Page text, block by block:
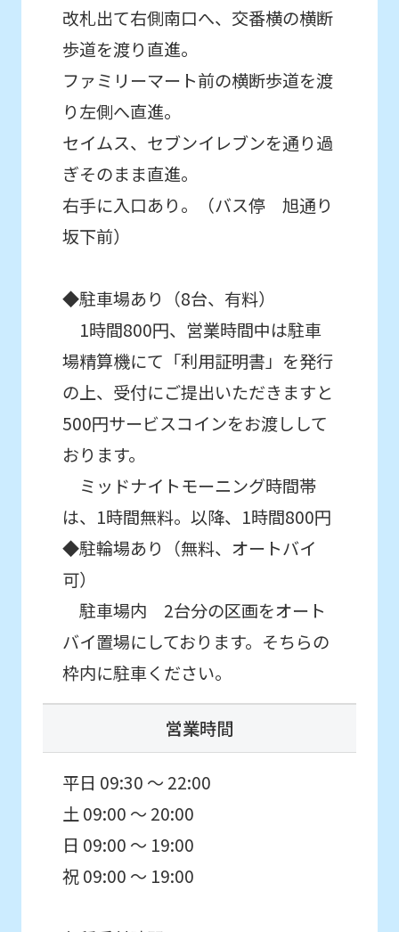
改札出て右側南口へ、交番横の横断
歩道を渡り直進。
ファミリーマート前の横断歩道を渡
り左側へ直進。
セイムス、セブンイレブンを通り過
ぎそのまま直進。
右手に入口あり。（バス停 旭通り
坂下前）
◆駐車場あり（8台、有料）
1時間800円、営業時間中は駐車
場精算機にて「利用証明書」を発行
の上、受付にご提出いただきますと
500円サービスコインをお渡しして
おります。
ミッドナイトモーニング時間帯
は、1時間無料。以降、1時間800円
◆駐輪場あり（無料、オートバイ
可）
駐車場内 2台分の区画をオート
バイ置場にしております。そちらの
枠内に駐車ください。
営業時間
平日 09:30 ～ 22:00
土 09:00 ～ 20:00
日 09:00 ～ 19:00
祝 09:00 ～ 19:00
website
be
so
may
an
accurate
translation.
The
translation
from
the
original
We
ask
that
you
fully
understand
this
はじめて体験・
各種イベント申込
こんなお子さまにおすすめ
通常スクールに入会する前に
初めてのお子さま同士のクラスで
スクールを体験したい方。